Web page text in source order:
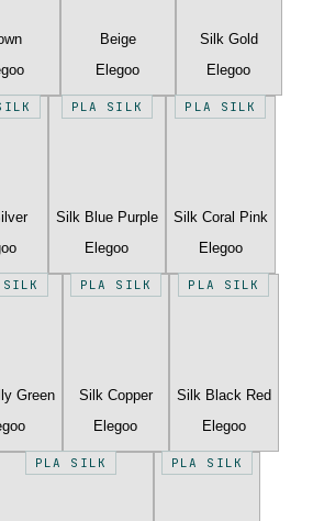
Beige
Elegoo
Silk Gold
Elegoo
PLA SILK
Silk Blue Purple
Elegoo
PLA SILK
Silk Coral Pink
Elegoo
Green
PLA SILK
Silk Copper
Elegoo
PLA SILK
Silk Black Red
Elegoo
PLA SILK PLA SILK